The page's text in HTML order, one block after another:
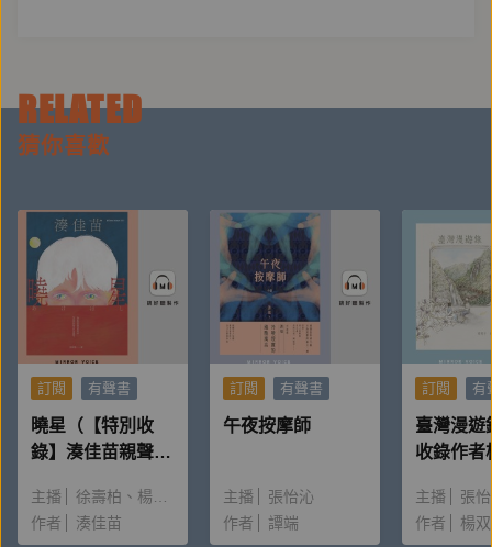
力爭上游的努力和對於生活的認真，去決定一個人的品
格，那我們不可能看不出來他們值得擁有尊敬。我們既
法呢？
◎林立青：「我最後想再說一個故事：我在寫作當下已
經將真實的人名隱去，地點也做了變更，但完成後我卻
發現，無論怎麼更換這些地點、季節或是人名，總會不
經意地又影射了現實生活中的其他人。我對此感到無
奈。如果你發現書中的人名和場景有所雷同，請哀矜而
勿喜。」
RELATED
猜你喜歡
訂閱 有聲書
曉星（【特別收
錄】湊佳苗親聲朗
主播 徐壽柏
楊雅淳
作者
湊佳苗
訂閱 有聲書
午夜按摩師
主播
張怡沁
作者
譚端
訂閱 有
臺灣漫遊
收錄作者
主播
張
作者
楊